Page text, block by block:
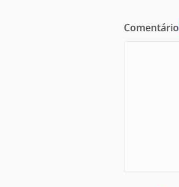
Comentário